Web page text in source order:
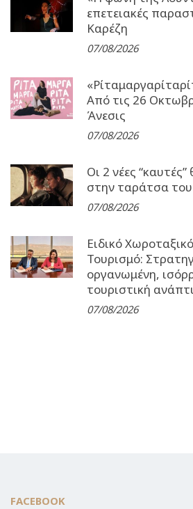
επετειακές
Καρέζη
07/08/2026
Από τις 26
Άνεσις
07/08/2026
Οι 2 νέες
στην ταράτσα
07/08/2026
Ειδικό
Τουρισμό:
οργανωμένη,
τουριστική
07/08/2026
FACEBOOK